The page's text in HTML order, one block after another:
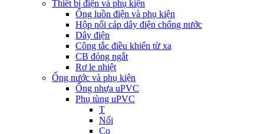
Thiết bị điện và phụ kiện
Ống luồn điện và phụ kiện
Hộp nối cáp dây điện chống nước
Dây điện
Công tắc điều khiển từ xa
CB đóng ngắt
Rơ le nhiệt
Ống nước và phụ kiện
Ống nhựa uPVC
Phụ tùng uPVC
T
Nối
Co